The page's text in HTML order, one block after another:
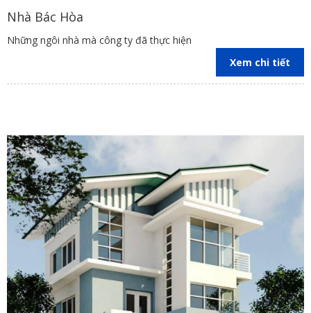
sử dụng vật liệu xây dựng có nguồn gốc rõ ràng, đảm bảo
chất lượng và độ bền của công trình.
Giám sát chặt chẽ quá trình thi công: Nhà thầu sẽ giám
sát chặt chẽ quá trình thi công, đảm bảo công trình được
thực hiện đúng kỹ thuật, đúng tiến độ và đạt chất lượng theo
xây nhà trọn gói Đồng Nai
Báo giá xây nhà trọn gói Đồng Nai
phụ thuộc vào nhiều yếu tố
khác nhau. Dưới đây là một số yếu tố chính:
Diện tích và quy mô xây dựng
Diện tích xây dựng:
Diện tích xây dựng càng lớn, chi phí
xây dựng càng cao. Chi phí này bao gồm chi phí vật liệu, nhân
công và các chi phí khác liên quan đến việc thi công trên diện
tích lớn.
Số tầng:Số tầng của ngôi nhà cũng ảnh hưởng đến báo giá.
Nhà Bác Hòa
Những ngôi nhà mà công ty đã thực hiện
Xem chi tiết